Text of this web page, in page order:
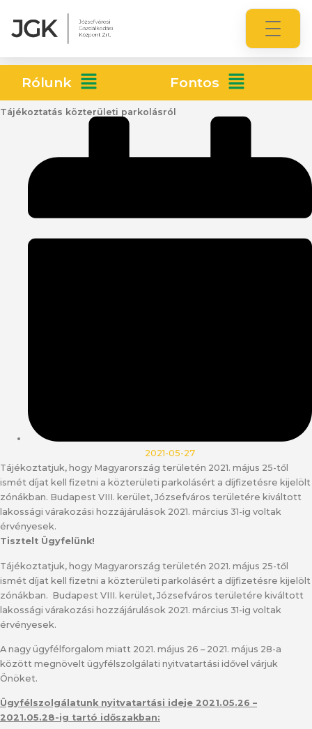
Rólunk Fontos
Tájékoztatás közterületi parkolásról
2021-05-27
Tájékoztatjuk, hogy Magyarország területén 2021. május 25-től
ismét díjat kell fizetni a közterületi parkolásért a díjfizetésre kijelölt
zónákban. Budapest VIII. kerület, Józsefváros területére kiváltott
lakossági várakozási hozzájárulások 2021. március 31-ig voltak
érvényesek.
Tisztelt Ügyfelünk!
Tájékoztatjuk, hogy Magyarország területén 2021. május 25-től
ismét díjat kell fizetni a közterületi parkolásért a díjfizetésre kijelölt
zónákban. Budapest VIII. kerület, Józsefváros területére kiváltott
lakossági várakozási hozzájárulások 2021. március 31-ig voltak
érvényesek.
A nagy ügyfélforgalom miatt 2021. május 26 – 2021. május 28-a
között megnövelt ügyfélszolgálati nyitvatartási idővel várjuk
Önöket.
Ügyfélszolgálatunk nyitvatartási ideje 2021.05.26 –
2021.05.28-ig tartó időszakban: